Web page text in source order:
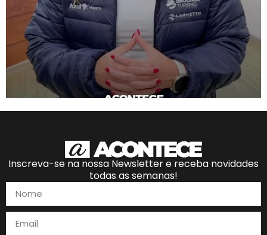
Inscreva-se na nossa Newsletter e receba novidades
todas as semanas!